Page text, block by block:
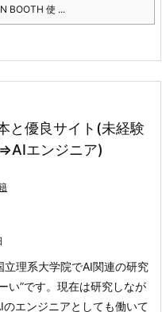
BOOTH 使 ...
と優良サイト(未経験
エンジニア)
立理系大学院でAI関連の研究
い”です。現在は研究しなが
のエンジニアとしても働いて